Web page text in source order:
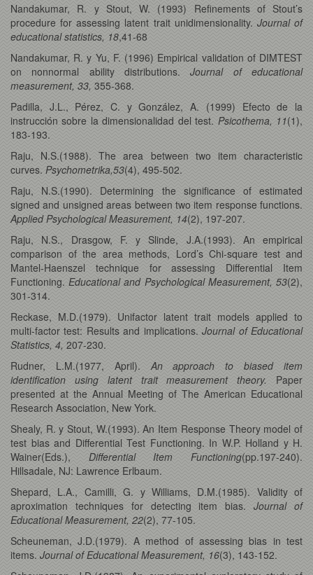
Nandakumar, R. y Stout, W. (1993) Refinements of Stout’s
procedure for assessing latent trait unidimensionality. Journal of
educational statistics, 18,41-68
Nandakumar, R. y Yu, F. (1996) Empirical validation of DIMTEST
on nonnormal ability distributions.Journal of educational
measurement, 33, 355-368.
Padilla, J.L., Pérez, C. y González, A. (1999) Efecto de la
instrucción sobre la dimensionalidad del test. Psicothema, 11(1),
183-193.
Raju, N.S.(1988). The area between two item characteristic
curves. Psychometrika,53(4), 495-502.
Raju, N.S.(1990). Determining the significance of estimated
signed and unsigned areas between two item response functions.
Applied Psychological Measurement, 14(2), 197-207.
Raju, N.S., Drasgow, F. y Slinde, J.A.(1993). An empirical
comparison of the area methods, Lord’s Chi-square test and
Mantel-Haenszel technique for assessing Differential Item
Functioning. Educational and Psychological Measurement, 53(2),
301-314.
Reckase, M.D.(1979). Unifactor latent trait models applied to
multi-factor test: Results and implications.Journal of Educational
Statistics, 4, 207-230.
Rudner, L.M.(1977, April). An approach to biased item
identification using latent trait measurement theory. Paper
presented at the Annual Meeting of The American Educational
Research Association, New York.
Shealy, R. y Stout, W.(1993). An Item Response Theory model of
test bias and Differential Test Functioning. In W.P. Holland y H.
Wainer(Eds.), Differential Item Functioning(pp.197-240).
Hillsadale, NJ: Lawrence Erlbaum.
Shepard, L.A., Camilli, G. y Williams, D.M.(1985). Validity of
aproximation techniques for detecting item bias.Journal of
Educational Measurement, 22(2), 77-105.
Scheuneman, J.D.(1979). A method of assessing bias in test
items. Journal of Educational Measurement, 16(3), 143-152.